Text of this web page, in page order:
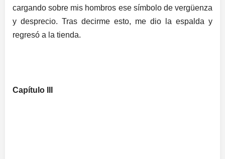
cargando sobre mis hombros ese símbolo de vergüenza
y desprecio. Tras decirme esto, me dio la espalda y
regresó a la tienda.
Capítulo III